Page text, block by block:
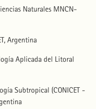
Naturales MNCN-
Argentina
Aplicada del Litoral
Subtropical (CONICET -